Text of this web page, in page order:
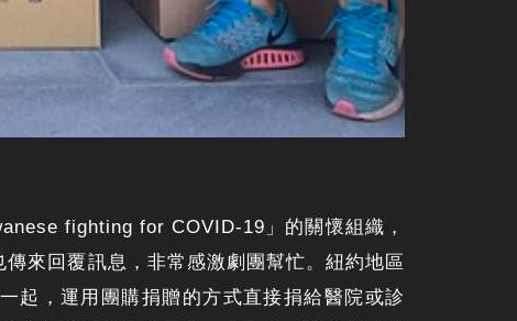
fighting for COVID-19」的關懷組織，
來回覆訊息，非常感激劇團幫忙。紐約地區
起，運用團購捐贈的方式直接捐給醫院或診